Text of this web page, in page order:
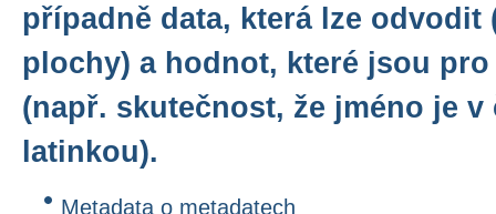
případně data, která lze odvodit
plochy) a hodnot, které jsou
(např. skutečnost, že jméno je v
latinkou).
Metadata o metadatech